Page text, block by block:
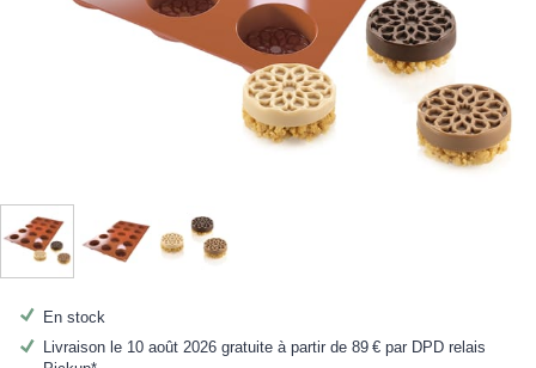
En stock
Livraison le 10 août 2026 gratuite à partir de 89 €par DPD relais